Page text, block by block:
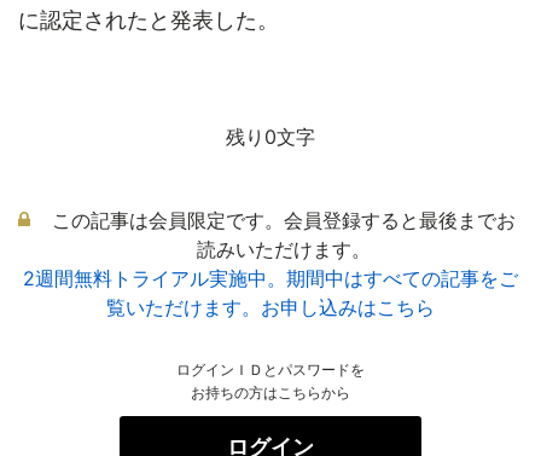
に認定されたと発表した。
残り0文字
この記事は会員限定です。会員登録すると最後までお
読みいただけます。
2週間無料トライアル実施中。期間中はすべての記事をご
覧いただけます。お申し込みはこちら
ログインＩＤとパスワードを
お持ちの方はこちらから
ログイン